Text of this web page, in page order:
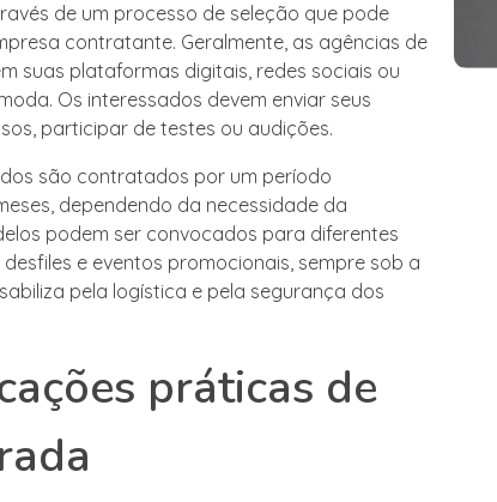
de um processo de seleção que pode
contratante. Geralmente, as agências de
suas plataformas digitais, redes sociais ou
Os interessados devem enviar seus
participar de testes ou audições.
são contratados por um período
dependendo da necessidade da
podem ser convocados para diferentes
e eventos promocionais, sempre sob a
pela logística e pela segurança dos
práticas de